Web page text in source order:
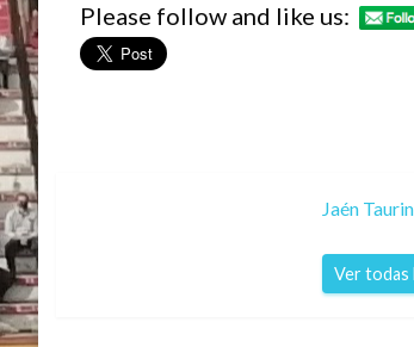
Please follow and like us:
Jaén
Ver todas